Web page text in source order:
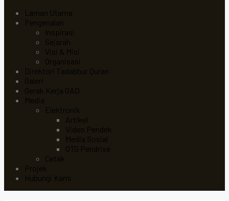
Laman Utama
Pengenalan
Inspirasi
Sejarah
Visi & Misi
Organisasi
Direktori Tadabbur Quran
Galeri
Gerak Kerja GAD
Media
Elektronik
Artikel
Video Pendek
Media Sosial
OTG Pendrive
Cetak
Projek
Hubungi Kami